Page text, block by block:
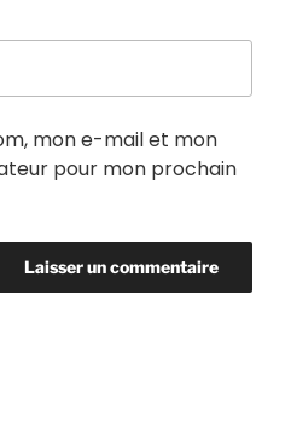
mon e-mail et mon
pour mon prochain